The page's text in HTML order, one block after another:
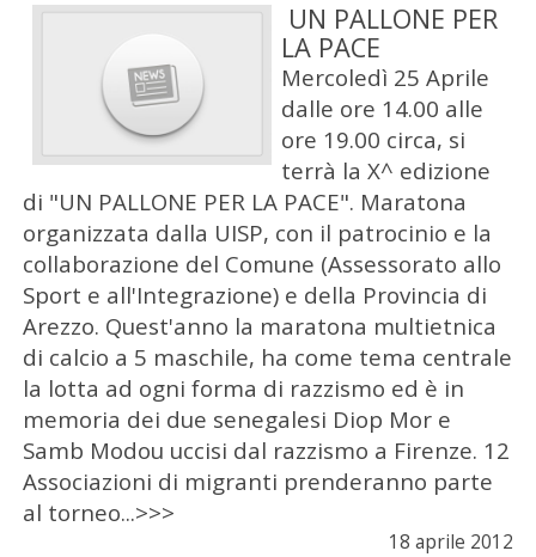
UN PALLONE PER
LA PACE
Mercoledì 25 Aprile
dalle ore 14.00 alle
ore 19.00 circa, si
terrà la X^ edizione
di "UN PALLONE PER LA PACE". Maratona
organizzata dalla UISP, con il patrocinio e la
collaborazione del Comune (Assessorato allo
Sport e all'Integrazione) e della Provincia di
Arezzo. Quest'anno la maratona multietnica
di calcio a 5 maschile, ha come tema centrale
la lotta ad ogni forma di razzismo ed è in
memoria dei due senegalesi Diop Mor e
Samb Modou uccisi dal razzismo a Firenze. 12
Associazioni di migranti prenderanno parte
al torneo...>>>
18 aprile 2012